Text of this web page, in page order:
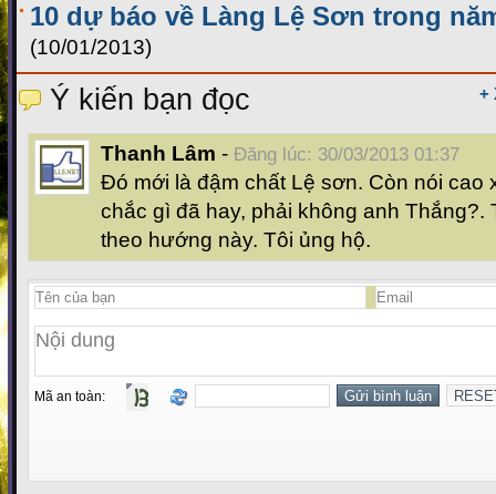
10 dự báo về Làng Lệ Sơn trong
(10/01/2013)
+
Ý kiến bạn đọc
Thanh Lâm - Đăng lúc: 30/03/2013 01:37
Đó mới là đậm chất Lệ sơn. Còn nói cao
chắc gì đã hay, phải không anh Thắng?.
theo hướng này. Tôi ủng hộ.
Mã an toàn: